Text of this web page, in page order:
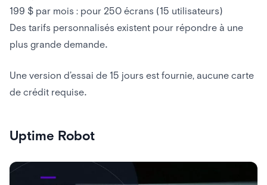
199 $ par mois : pour 250 écrans (15 utilisateurs)
Des tarifs personnalisés existent pour répondre à une
plus grande demande.
Une version d’essai de 15 jours est fournie, aucune carte
de crédit requise.
Uptime Robot